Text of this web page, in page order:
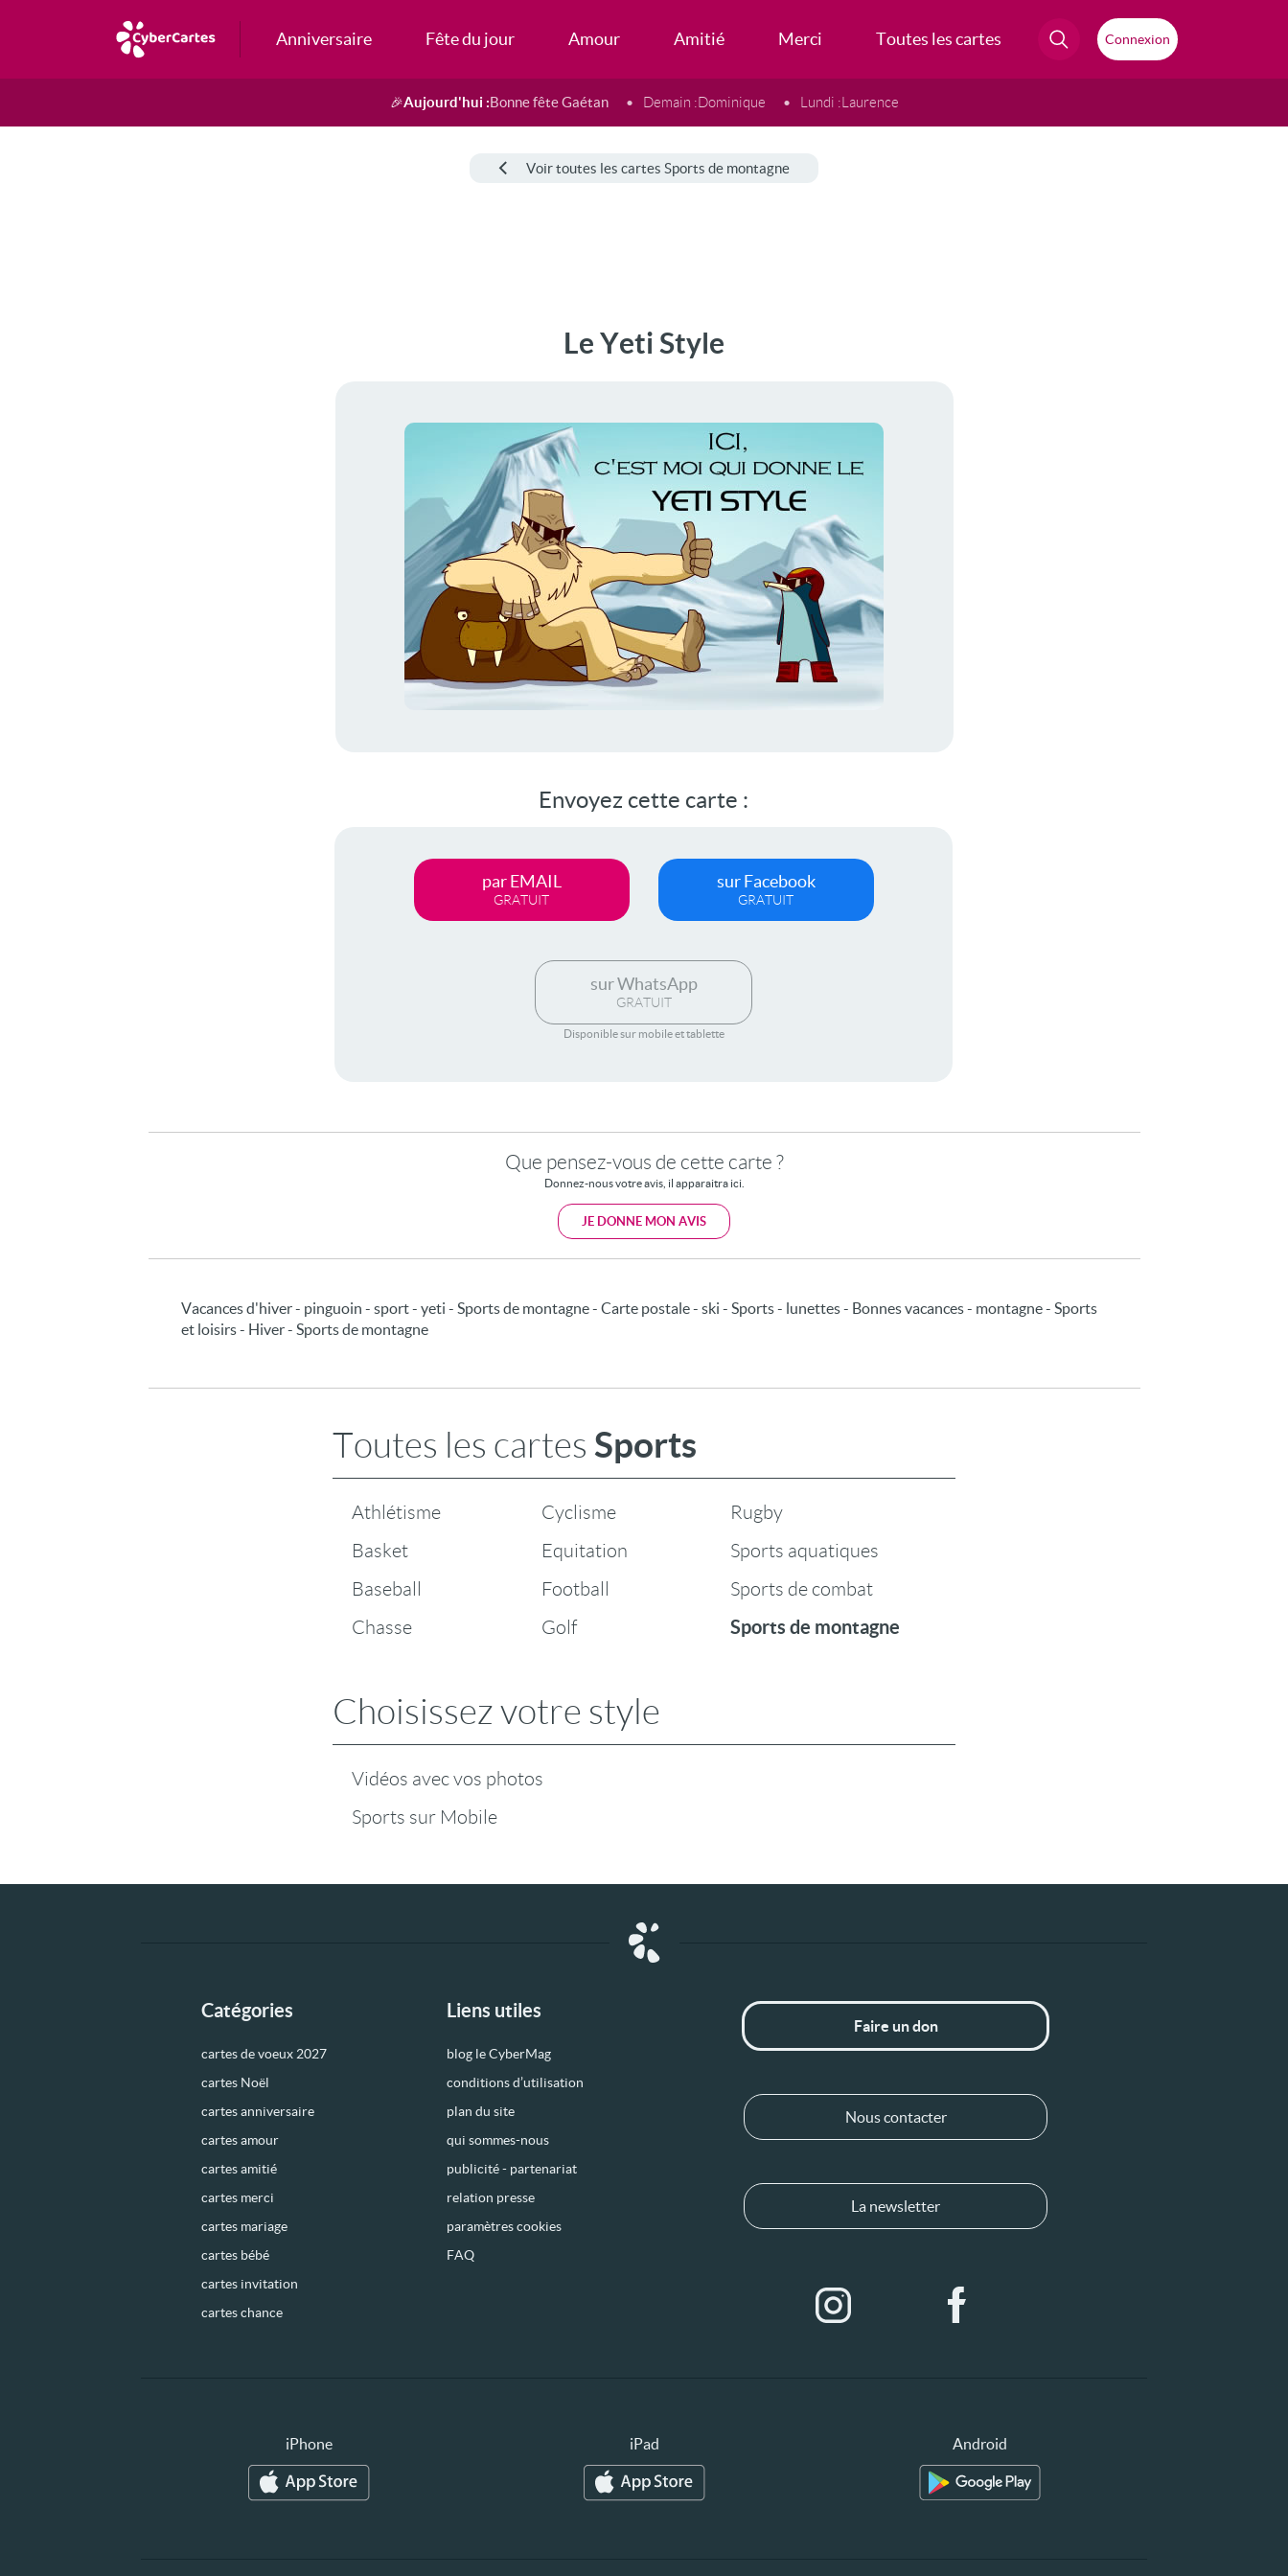
Anniversaire Fête du jour Amour Amitié Merci Toutes les cartes Connexion
🎉Aujourd'hui :Bonne fête Gaétan Demain :Dominique Lundi :Laurence
Voir toutes les cartes Sports de montagne
Le Yeti Style
Envoyez cette carte :
par EMAIL
GRATUIT
sur Facebook
GRATUIT
sur WhatsApp
GRATUIT
Disponible sur mobile et tablette
Que pensez-vous de cette carte ?
Donnez-nous votre avis, il apparaitra ici.
JE DONNE MON AVIS
Vacances d'hiver - pinguoin - sport - yeti - Sports de montagne - Carte postale - ski - Sports - lunettes - Bonnes vacances - montagne - Sports
et loisirs - Hiver - Sports de montagne
Toutes les cartes Sports
Athlétisme
Basket
Baseball
Chasse
Cyclisme
Equitation
Football
Golf
Rugby
Sports aquatiques
Sports de combat
Sports de montagne
Choisissez votre style
Vidéos avec vos photos
Sports sur Mobile
Catégories
cartes de voeux 2027
cartes Noël
cartes anniversaire
cartes amour
cartes amitié
cartes merci
cartes mariage
cartes bébé
cartes invitation
cartes chance
Liens utiles
blog le CyberMag
conditions d’utilisation
plan du site
qui sommes-nous
publicité - partenariat
relation presse
paramètres cookies
FAQ
Faire un don
Nous contacter
La newsletter
iPhone iPad Android